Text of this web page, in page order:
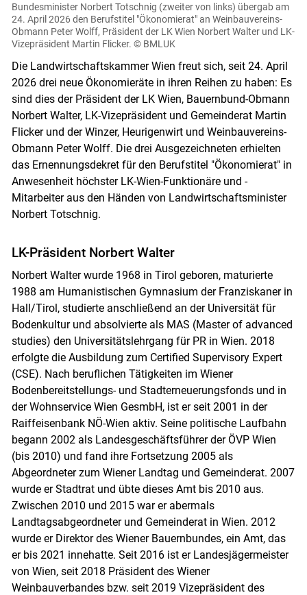
Skip to main content
Bundesminister Norbert Totschnig (zweiter von links) übergab am
24. April 2026 den Berufstitel "Ökonomierat" an Weinbauvereins-
Obmann Peter Wolff, Präsident der LK Wien Norbert Walter und LK-
Vizepräsident Martin Flicker. © BMLUK
Die Landwirtschaftskammer Wien freut sich, seit 24. April
2026 drei neue Ökonomieräte in ihren Reihen zu haben: Es
sind dies der Präsident der LK Wien, Bauernbund-Obmann
Norbert Walter, LK-Vizepräsident und Gemeinderat Martin
Flicker und der Winzer, Heurigenwirt und Weinbauvereins-
Obmann Peter Wolff. Die drei Ausgezeichneten erhielten
das Ernennungsdekret für den Berufstitel "Ökonomierat" in
Anwesenheit höchster LK-Wien-Funktionäre und -
Mitarbeiter aus den Händen von Landwirtschaftsminister
Norbert Totschnig.
LK-Präsident Norbert Walter
Norbert Walter wurde 1968 in Tirol geboren, maturierte
1988 am Humanistischen Gymnasium der Franziskaner in
Hall/Tirol, studierte anschließend an der Universität für
Bodenkultur und absolvierte als MAS (Master of advanced
studies) den Universitätslehrgang für PR in Wien. 2018
erfolgte die Ausbildung zum Certified Supervisory Expert
(CSE). Nach beruflichen Tätigkeiten im Wiener
Bodenbereitstellungs- und Stadterneuerungsfonds und in
der Wohnservice Wien GesmbH, ist er seit 2001 in der
Raiffeisenbank NÖ-Wien aktiv. Seine politische Laufbahn
begann 2002 als Landesgeschäftsführer der ÖVP Wien
(bis 2010) und fand ihre Fortsetzung 2005 als
Abgeordneter zum Wiener Landtag und Gemeinderat. 2007
wurde er Stadtrat und übte dieses Amt bis 2010 aus.
Zwischen 2010 und 2015 war er abermals
Landtagsabgeordneter und Gemeinderat in Wien. 2012
wurde er Direktor des Wiener Bauernbundes, ein Amt, das
er bis 2021 innehatte. Seit 2016 ist er Landesjägermeister
von Wien, seit 2018 Präsident des Wiener
Weinbauverbandes bzw. seit 2019 Vizepräsident des